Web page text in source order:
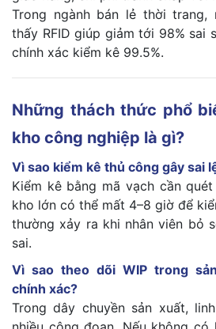
Trong ngành bán lẻ thời trang,
thấy RFID giúp giảm tới 98% sai
chính xác kiểm kê 99.5%.
Những thách thức phổ
kho công nghiệp là gì?
Vì sao kiểm kê thủ công gây sai
Kiểm kê bằng mã vạch cần
kho lớn có thể mất 4–8 giờ để
thường xảy ra khi nhân viên bỏ
sai.
Vì sao theo dõi WIP trong
chính xác?
Trong dây chuyền sản xuất,